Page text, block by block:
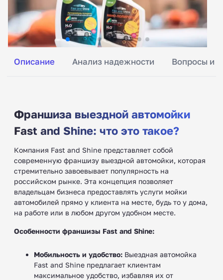
Описание Анализ надежности Вопросы и
Франшиза выездной автомойки
Fast and Shine: что это такое?
Компания Fast and Shine представляет собой
современную франшизу выездной автомойки, которая
стремительно завоевывает популярность на
российском рынке. Эта концепция позволяет
владельцам бизнеса предоставлять услуги мойки
автомобилей прямо у клиента на месте, будь то у дома,
на работе или в любом другом удобном месте.
Особенности франшизы Fast and Shine:
Мобильность и удобство: Выездная автомойка
Fast and Shine предлагает клиентам
максимальное удобство, избавляя их от